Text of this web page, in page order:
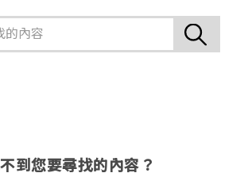
到您要尋找的內容？